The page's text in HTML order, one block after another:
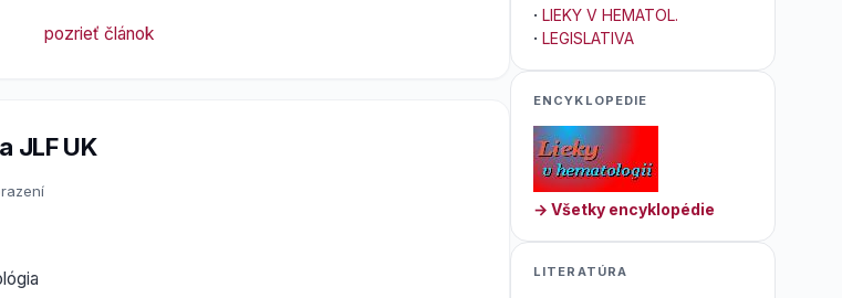
pozrieť článok
JLF UK
· LIEKY V HEMATOL.
· LEGISLATIVA
ENCYKLOPEDIE
→ Všetky encyklopédie
LITERATÚRA